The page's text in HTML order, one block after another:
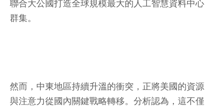
聯合大公國打造全球規模最大的人工智慧資料中心
群集。
然而，中東地區持續升溫的衝突，正將美國的資源
與注意力從國內關鍵戰略轉移。分析認為，這不僅